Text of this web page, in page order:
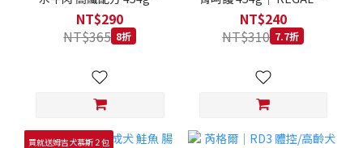
REGAL 天然犬糧 狗飼料
NT$290
NT$365 8折
然犬糧 狗飼料
NT$240
NT$310 7.7折
買就送姆吉犬慕斯２包